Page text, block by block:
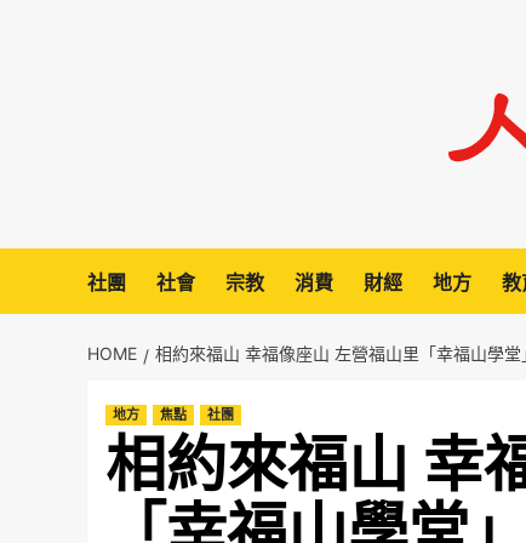
社團 社會 宗教 消費 財經 地方 教
HOME 相約來福山 幸福像座山 左營福山里「幸福山學
地方 焦點 社團
相約來福山 幸